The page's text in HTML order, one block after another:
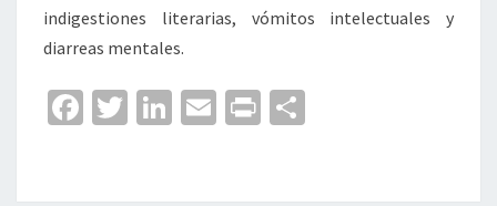
indigestiones literarias, vómitos intelectuales y
diarreas mentales.
Fa T
Li
E
Pr